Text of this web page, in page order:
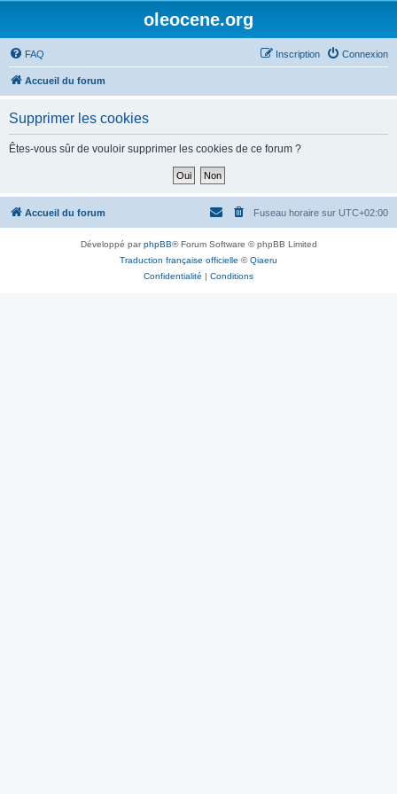
oleocene.org
FAQ Connexion
Inscription
Accueil du forum
Supprimer les cookies
Êtes-vous sûr de vouloir supprimer les cookies de ce forum ?
Accueil du forum Fuseau horaire sur UTC+02:00
Développé parphpBB® Forum Software © phpBB Limited
Traduction française officielle ©Qiaeru
Confidentialité | Conditions